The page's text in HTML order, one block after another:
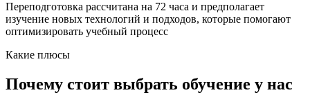
Переподготовка рассчитана на 72 часа и предполагает
изучение новых технологий и подходов, которые помогают
оптимизировать учебный процесс
Какие плюсы
Почему стоит выбрать обучение у нас